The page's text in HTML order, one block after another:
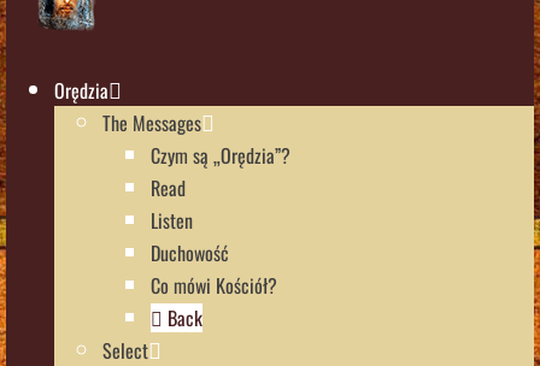
Orędzia
The Messages
Czym są „Orędzia”?
Read
Listen
Duchowość
Co mówi Kościół?
Back
Select